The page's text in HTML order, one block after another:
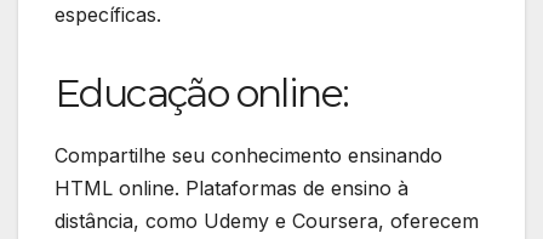
específicas.
Educação online:
Compartilhe seu conhecimento ensinando
HTML online. Plataformas de ensino à
distância, como Udemy e Coursera, oferecem